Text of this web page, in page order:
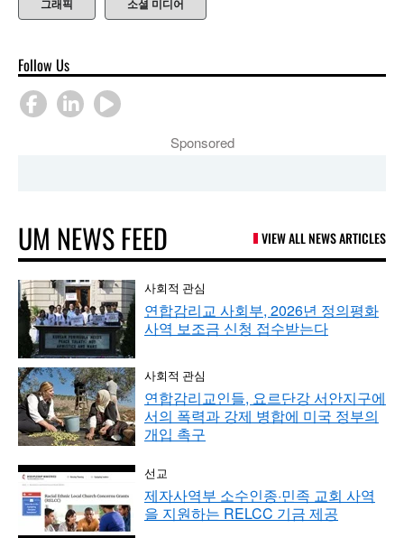
그래픽 소셜 미디어
Follow Us
Sponsored
UM NEWS FEED VIEW ALL NEWS ARTICLES
사회적 관심
연합감리교 사회부, 2026년 정의평화
사역 보조금 신청 접수받는다
사회적 관심
연합감리교인들, 요르단강 서안지구에
서의 폭력과 강제 병합에 미국 정부의
개입 촉구
선교
제자사역부 소수인종·민족 교회 사역
을 지원하는 RELCC 기금 제공